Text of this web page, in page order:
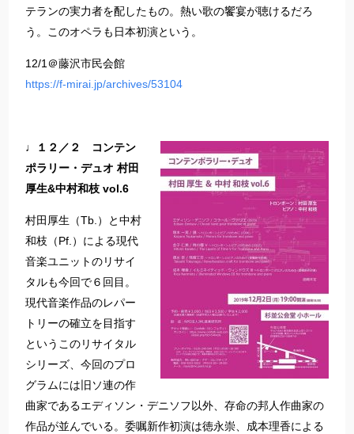
テランの実力者を配したもの。熱い歌の饗宴が聴けるだろ
う。このオペラも日本初演という。
12/1＠藤沢市民会館
https://f-mirai.jp/archives/53104
♩１２／２ コンテン
ポラリー・デュオ 村田
厚生&中村和枝 vol.6
村田厚生（Tb.）と中村
和枝（Pf.）による現代
音楽ユニットのリサイ
タルも今回で６回目。
現代音楽作品のレパー
トリーの確立を目指す
というこのリサイタル
シリーズ、今回のプロ
グラムには旧ソ連の作
曲家であるエディソン・デニソフ以外、存命の邦人作曲家の
作品が並んでいる。委嘱新作初演は徳永崇、成本理香による